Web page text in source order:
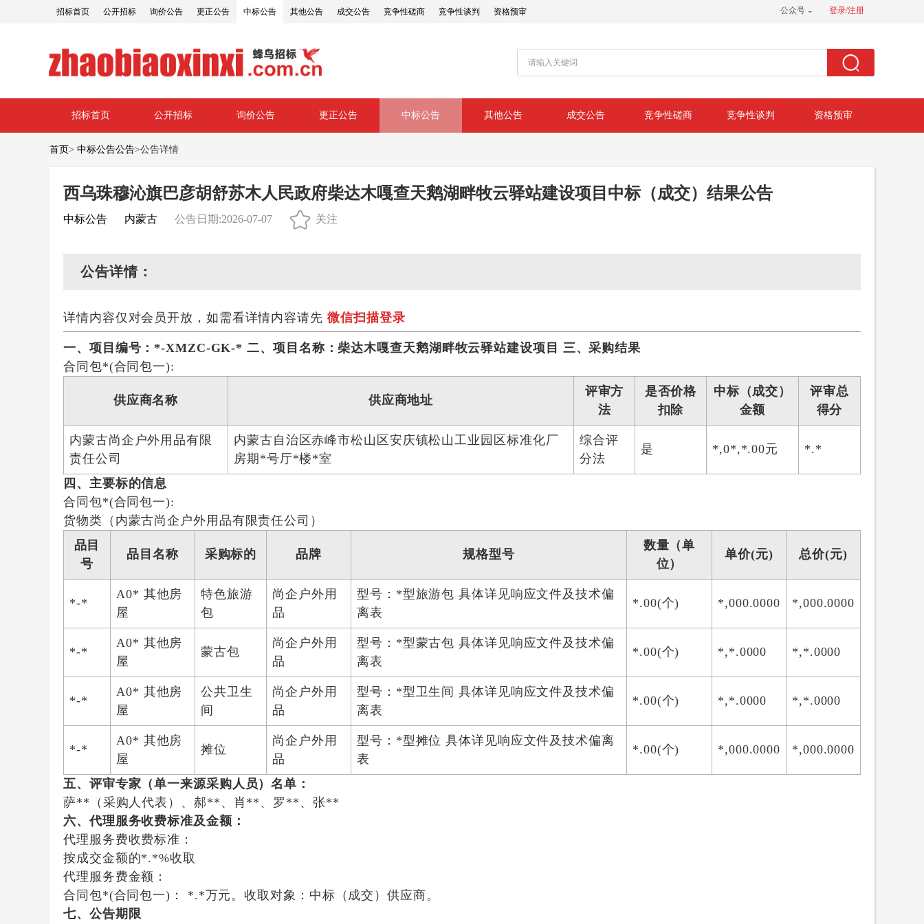
招标首页 公开招标 询价公告 更正公告 中标公告 其他公告 成交公告 竞争性磋商 竞争性谈判 资格预审 公众号 登录/注册
招标首页 公开招标 询价公告 更正公告 中标公告 其他公告 成交公告 竞争性磋商 竞争性谈判 资格预审
首页> 中标公告公告>公告详情
西乌珠穆沁旗巴彦胡舒苏木人民政府柴达木嘎查天鹅湖畔牧云驿站建设项目中标（成交）结果公告
中标公告 内蒙古 公告日期:2026-07-07 关注
公告详情：
详情内容仅对会员开放，如需看详情内容请先 微信扫描登录
一、项目编号：*-XMZC-GK-* 二、项目名称：柴达木嘎查天鹅湖畔牧云驿站建设项目 三、采购结果
合同包*(合同包一):
供应商名称 供应商地址
评审方
法
是否价格
扣除
中标（成交）
金额
评审总
得分
内蒙古尚企户外用品有限
责任公司
内蒙古自治区赤峰市松山区安庆镇松山工业园区标准化厂
房期*号厅*楼*室
综合评
分法
是 *,0*,*.00元 *.*
四、主要标的信息
合同包*(合同包一):
货物类（内蒙古尚企户外用品有限责任公司）
品目
号
品目名称 采购标的 品牌 规格型号
数量（单
位）
单价(元) 总价(元)
*-*
A0* 其他房
屋
特色旅游
包
尚企户外用
品
型号：*型旅游包 具体详见响应文件及技术偏
离表
*.00(个) *,000.0000 *,000.0000
*-*
A0* 其他房
屋
蒙古包
尚企户外用
品
型号：*型蒙古包 具体详见响应文件及技术偏
离表
*.00(个) *,*.0000 *,*.0000
*-*
A0* 其他房
屋
公共卫生
间
尚企户外用
品
型号：*型卫生间 具体详见响应文件及技术偏
离表
*.00(个) *,*.0000 *,*.0000
*-*
A0* 其他房
屋
摊位
尚企户外用
品
型号：*型摊位 具体详见响应文件及技术偏离
表
*.00(个) *,000.0000 *,000.0000
五、评审专家（单一来源采购人员）名单：
萨**（采购人代表） 、 郝** 、 肖** 、 罗** 、 张**
六、代理服务收费标准及金额：
代理服务费收费标准：
按成交金额的*.*%收取
代理服务费金额：
合同包*(合同包一)：
*.*万元。收取对象： 中标（成交）供应商。
七、公告期限